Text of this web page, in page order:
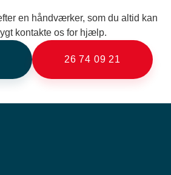
en håndværker, som du altid kan
kontakte os for hjælp.
26 74 09 21